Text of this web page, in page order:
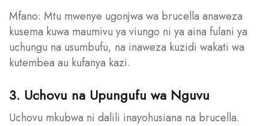
Mfano: Mtu mwenye ugonjwa wa brucella anaweza
kusema kuwa maumivu ya viungo ni ya aina fulani ya
uchungu na usumbufu, na inaweza kuzidi wakati wa
kutembea au kufanya kazi.
3. Uchovu na Upungufu wa Nguvu
Uchovu mkubwa ni dalili inayohusiana na brucella.